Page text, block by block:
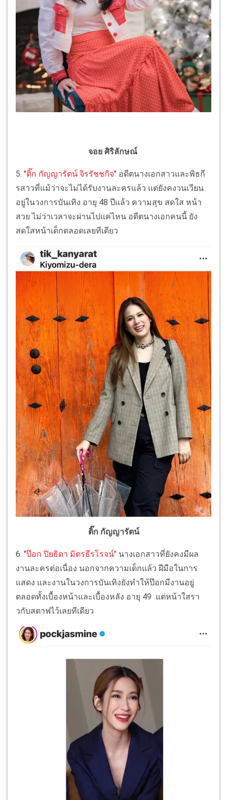
จอย ศิริลักษณ์
5. "ติ๊ก กัญญารัตน์ จิรรัชชกิจ" อดีตนางเอกสาวและพิธกี
รสาวที่แม้ว่าจะไม่ได้รับงานละครแล้ว แต่ยังคงวนเวียน
อยู่ในวงการบันเทิง อายุ 48 ปีแล้ว ความสุข สดใส หน้า
สวย ไม่ว่าเวลาจะผ่านไปแค่ไหน อดีตนางเอกคนนี้ ยัง
สดใสหน้าเด็กตลอดเลยทีเดียว
ติ๊ก กัญญารัตน์
6. "ป๊อก ปิยธิดา มิตรธีรโรจน์" นางเอกสาวที่ยังคงมีผล
งานละครต่อเนื่อง นอกจากความเด็กแล้ว ฝีมือในการ
แสดง และงานในวงการบันเทิงยังทำให้ป๊อกมีงานอยู่
ตลอดทั้งเบื้องหน้าและเบื้องหลัง อายุ 49 แต่หน้าใสรา
วกับสตาฟไว้เลยทีเดียว